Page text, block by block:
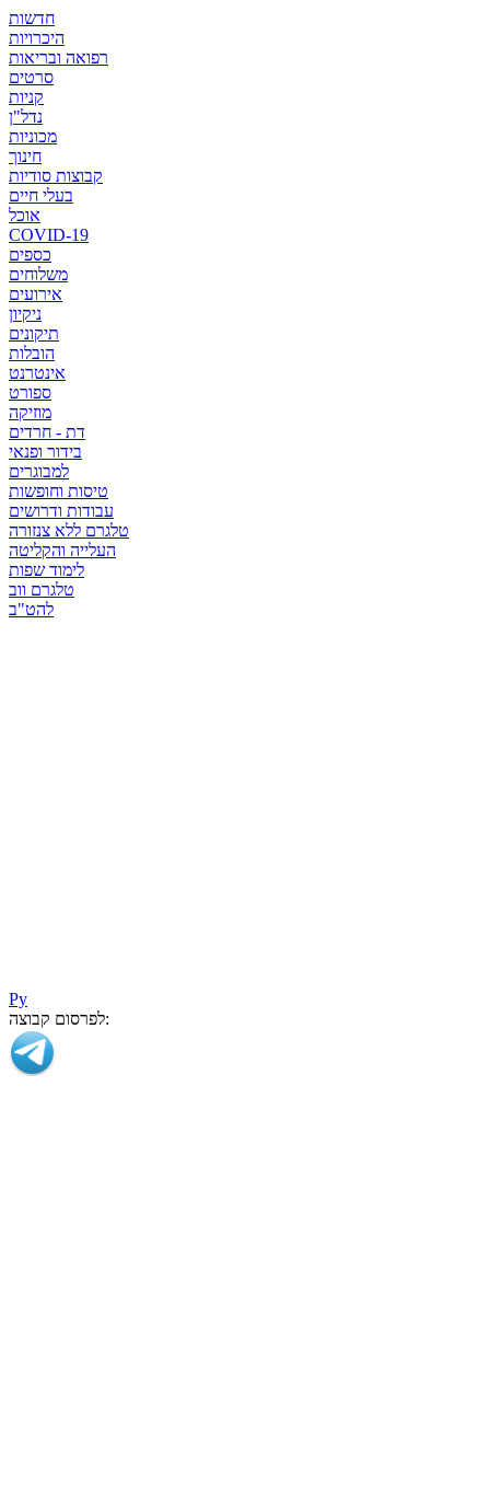
חדשות
היכרויות
רפואה ובריאות
סרטים
קניות
נדל"ן
מכוניות
חינוך
קבוצות סודיות
בעלי חיים
אוכל
COVID-19
כספים
משלוחים
אירועים
ניקיון
תיקונים
הובלות
אינטרנט
ספורט
מוזיקה
דת - חרדים
בידור ופנאי
למבוגרים
טיסות וחופשות
עבודות ודרושים
טלגרם ללא צנזורה
העלייה והקליטה
לימוד שפות
טלגרם ווב
להט"ב
Ру
לפרסום קבוצה: